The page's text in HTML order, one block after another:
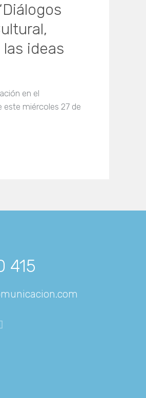
ideas
en el
este miércoles 27 de
415